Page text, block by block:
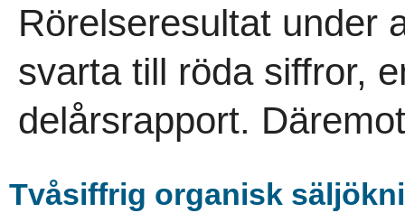
Rörelseresultat under
svarta till röda siffror,
delårsrapport.
Tvåsiffrig organisk